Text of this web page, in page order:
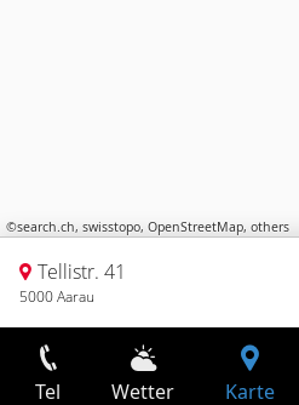
©search.ch, swisstopo, OpenStreetMap, others
Tellistr. 41
5000 Aarau
Tel Wetter Karte